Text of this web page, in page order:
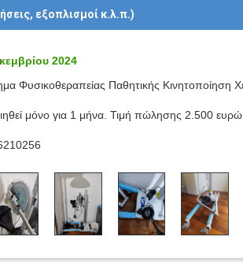
εξοπλισμοί κ.λ.π.)
2024
Φυσικοθεραπείας Παθητικής Κινητοποίηση
μόνο για 1 μήνα. Τιμή πώλησης 2.500 ευρώ